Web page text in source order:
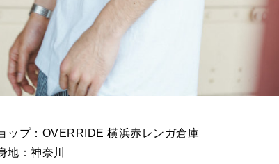
ップ： OVERRIDE 横浜赤レンガ倉庫
地：神奈川